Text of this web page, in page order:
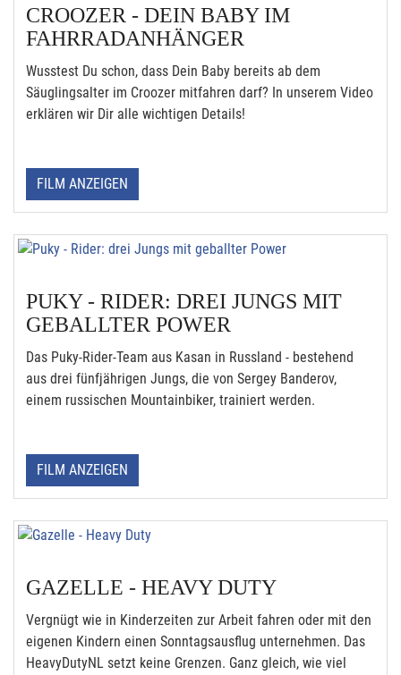
CROOZER - DEIN BABY IM
FAHRRADANHÄNGER
Wusstest Du schon, dass Dein Baby bereits ab dem
Säuglingsalter im Croozer mitfahren darf? In unserem Video
erklären wir Dir alle wichtigen Details!
FILM ANZEIGEN
PUKY - RIDER: DREI JUNGS MIT
GEBALLTER POWER
Das Puky-Rider-Team aus Kasan in Russland - bestehend
aus drei fünfjährigen Jungs, die von Sergey Banderov,
einem russischen Mountainbiker, trainiert werden.
FILM ANZEIGEN
GAZELLE - HEAVY DUTY
Vergnügt wie in Kinderzeiten zur Arbeit fahren oder mit den
eigenen Kindern einen Sonntagsausflug unternehmen. Das
HeavyDutyNL setzt keine Grenzen. Ganz gleich, wie viel